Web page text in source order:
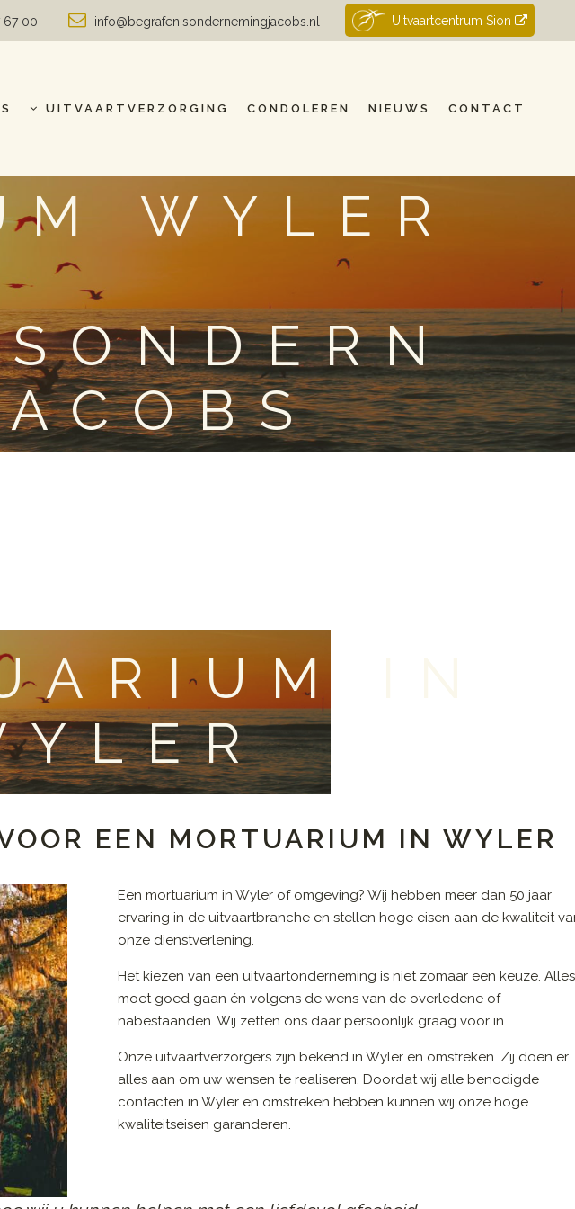
67 00 info@begrafenisondernemingjacobs.nl Uitvaartcentrum Sion
UITVAARTVERZORGING CONDOLEREN NIEUWS CONTACT
WYLER
IN
EEN MORTUARIUM IN WYLER
Een mortuarium in Wyler of omgeving? Wij hebben meer dan 50 jaar
ervaring in de uitvaartbranche en stellen hoge eisen aan de kwaliteit
onze dienstverlening.
Het kiezen van een uitvaartonderneming is niet zomaar een keuze. Alles
moet goed gaan én volgens de wens van de overledene of
nabestaanden. Wij zetten ons daar persoonlijk graag voor in.
Onze uitvaartverzorgers zijn bekend in Wyler en omstreken. Zij doen er
alles aan om uw wensen te realiseren. Doordat wij alle benodigde
contacten in Wyler en omstreken hebben kunnen wij onze hoge
kwaliteitseisen garanderen.